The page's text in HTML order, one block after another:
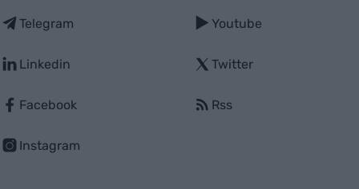
Telegram
Linkedin
Facebook
Instagram
Youtube
Twitter
Rss